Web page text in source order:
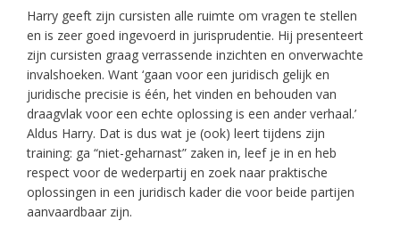
Harry geeft zijn cursisten alle ruimte om vragen te stellen
en is zeer goed ingevoerd in jurisprudentie. Hij presenteert
zijn cursisten graag verrassende inzichten en onverwachte
invalshoeken. Want ‘gaan voor een juridisch gelijk en
juridische precisie is één, het vinden en behouden van
draagvlak voor een echte oplossing is een ander verhaal.’
Aldus Harry. Dat is dus wat je (ook) leert tijdens zijn
training: ga “niet-geharnast” zaken in, leef je in en heb
respect voor de wederpartij en zoek naar praktische
oplossingen in een juridisch kader die voor beide partijen
aanvaardbaar zijn.